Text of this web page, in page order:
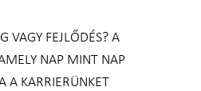
VAGY FEJLŐDÉS? A
NAP MINT NAP
A KARRIERÜNKET